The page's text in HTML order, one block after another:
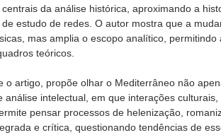
da análise histórica, aproximando a
estudo de redes. O autor mostra que a
mas amplia o escopo analítico,
teóricos.
o artigo, propõe olhar o Mediterrâneo não
análise intelectual, em que interações
pensar processos de helenização,
e crítica, questionando tendências de